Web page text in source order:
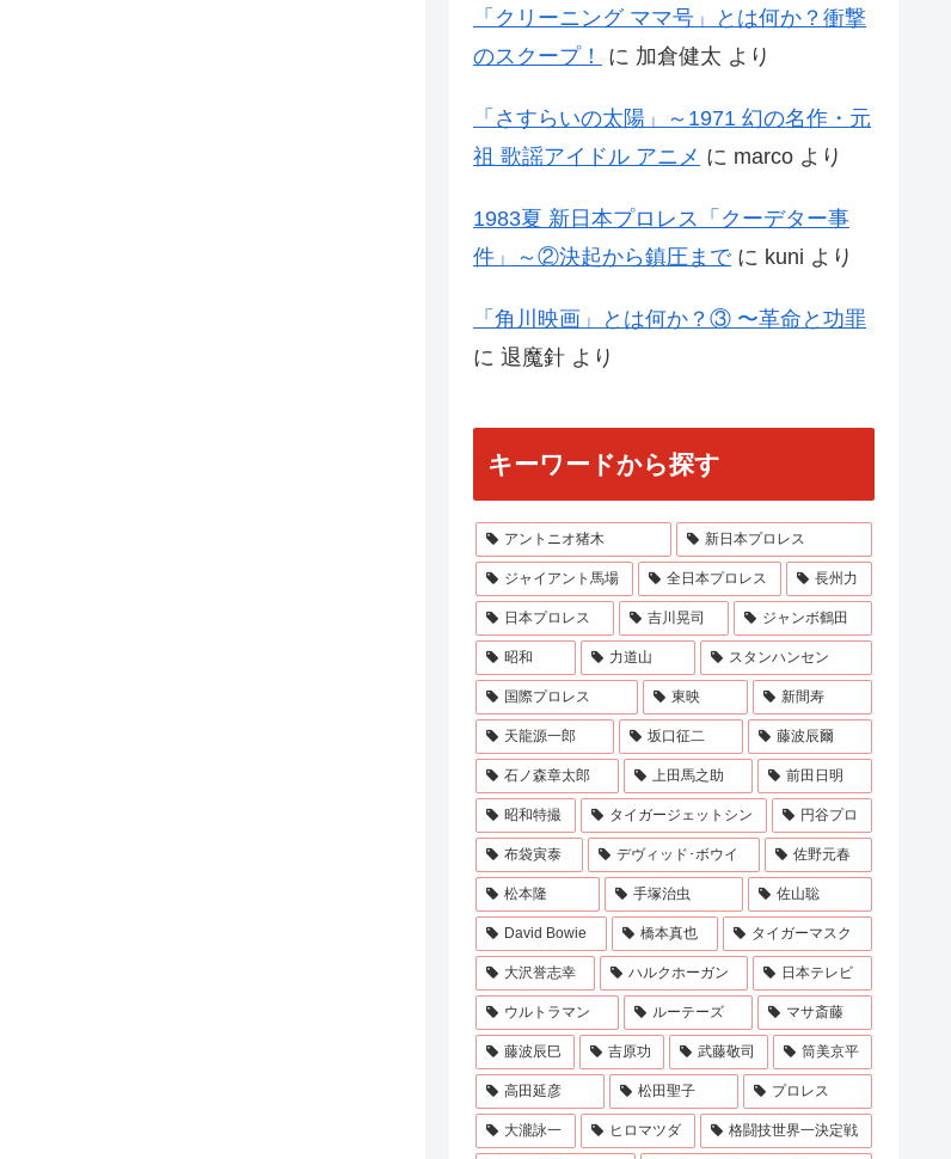
「クリーニング ママ号」とは何か？衝撃
のスクープ！
に 加倉健太 より
「さすらいの太陽」～1971 幻の名作・元
祖 歌謡アイドル アニメ に marco より
1983夏 新日本プロレス「クーデター事
件」～②決起から鎮圧までに kuni より
「角川映画」とは何か？③ 〜革命と功罪
に 退魔針 より
キーワードから探す
アントニオ猪木 新日本プロレス
ジャイアント馬場 全日本プロレス 長州力
日本プロレス 吉川晃司 ジャンボ鶴田
昭和 力道山 スタンハンセン
国際プロレス 東映 新間寿
天龍源一郎 坂口征二 藤波辰爾
石ノ森章太郎 上田馬之助 前田日明
昭和特撮 タイガージェットシン 円谷プロ
布袋寅泰 デヴィッド･ボウイ 佐野元春
松本隆 手塚治虫 佐山聡
David Bowie 橋本真也 タイガーマスク
大沢誉志幸 ハルクホーガン 日本テレビ
ウルトラマン ルーテーズ マサ斎藤
藤波辰巳 吉原功 武藤敬司 筒美京平
高田延彦 松田聖子 プロレス
大瀧詠一 ヒロマツダ 格闘技世界一決定戦